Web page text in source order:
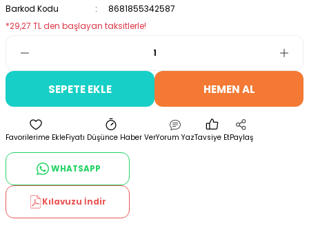
Barkod Kodu
8681855342587
*29,27 TL den başlayan taksitlerle!
SEPETE EKLE HEMEN AL
Fiyatı Düşünce Haber VerYorum YazTavsiye EtPaylaş
WHATSAPP
Kılavuzu İndir